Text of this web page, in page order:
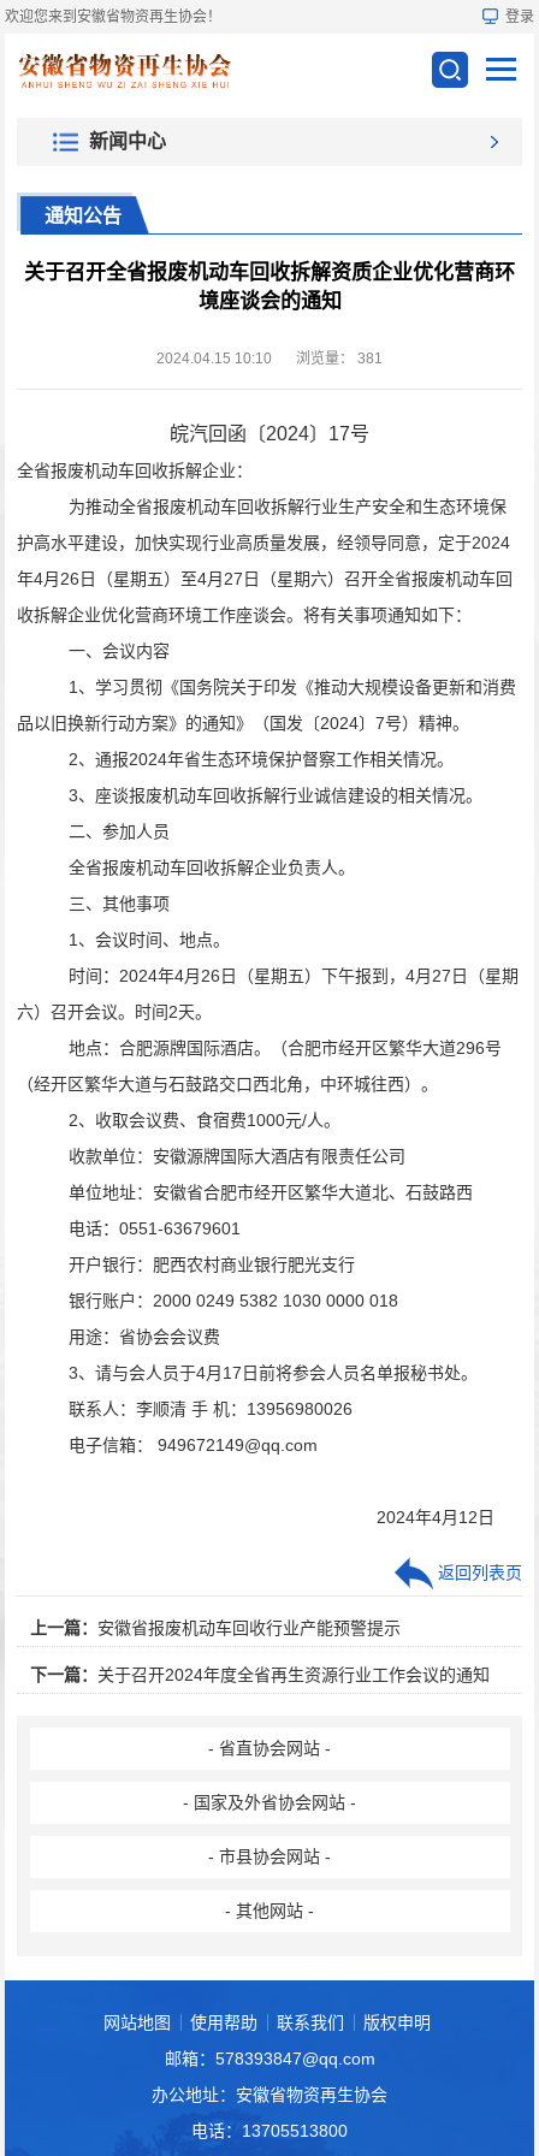
欢迎您来到安徽省物资再生协会！ 登录
新闻中心
通知公告
关于召开全省报废机动车回收拆解资质企业优化营商环
境座谈会的通知
2024.04.15 10:10 浏览量： 381
皖汽回函 〔2024〕 17号
全省报废机动车回收拆解企业：
为推动全省报废机动车回收拆解行业生产安全和生态环境保
护高水平建设，加快实现行业高质量发展，经领导同意，定于2024
年4月 26 日 （星期五） 至4月 27 日 （星期六）召开全省报废机动车回
收拆解企业优化营商环境工作座谈会。将有关事项通知如下：
一、会议内容
1 、学习贯彻 《国务院关于印发《推动大规模设备更新和消费
品以旧换新行动方案》的通知》 （国发〔2024〕7号）精神。
2、通报2024年省生态环境保护督察工作相关情况。
3、 座谈报废机动车回收拆解行业诚信建设的相关情况。
二、参加人员
全省报废机动车回收拆解企业负责人。
三、其他事项
1 、会议时间、地点。
时间： 2024年4月 26 日（星期五）下午报到 ，4月 27 日
（星期
六）召开会议。 时间2天。
地点：合肥源牌国际酒店。（合肥市经开区繁华大道296号
（经开区繁华大道与石鼓路交口西北角，中环城往西）。
2、 收取会议费、食宿费1000元/人。
收款单位：安徽源牌国际大酒店有限责任公司
单位地址：安徽省合肥市经开区繁华大道北、石鼓路西
电话：0551-63679601
开户银行：肥西农村商业银行肥光支行
银行账户： 2000 0249 5382 1030 0000 018
用途：省协会会议费
3、请与会人员于4月 17 日前将参会人员名单报秘书处。
联系人：李顺清 手 机： 13956980026
电子信箱：
949672149@qq.com
2024年4月 12 日
上一篇： 安徽省报废机动车回收行业产能预警提示
下一篇： 关于召开2024年度全省再生资源行业工作会议的通知
返回列表页
- 省直协会网站 -
- 国家及外省协会网站 -
- 市县协会网站 -
- 其他网站 -
网站地图 使用帮助 联系我们
版权申明
邮箱：578393847@qq.com
办公地址：安徽省物资再生协会
电话：13705513800